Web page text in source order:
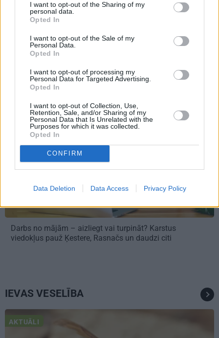
I want to opt-out of the Sharing of my
personal data.
Opted In
I want to opt-out of the Sale of my
Personal Data.
Opted In
I want to opt-out of processing my
Personal Data for Targeted Advertising.
Opted In
I want to opt-out of Collection, Use,
Retention, Sale, and/or Sharing of my
Personal Data that Is Unrelated with the
Purposes for which it was collected.
Opted In
CONFIRM
Data Deletion Data Access Privacy Policy
VIEDOKLIS
Darbs no mājām – aizliegt vai turpināt? Karstus
viedokļus pauž Ķestere, Rasnačs un daudzi citi
IEVAS VESELĪBA
AKTUĀLI